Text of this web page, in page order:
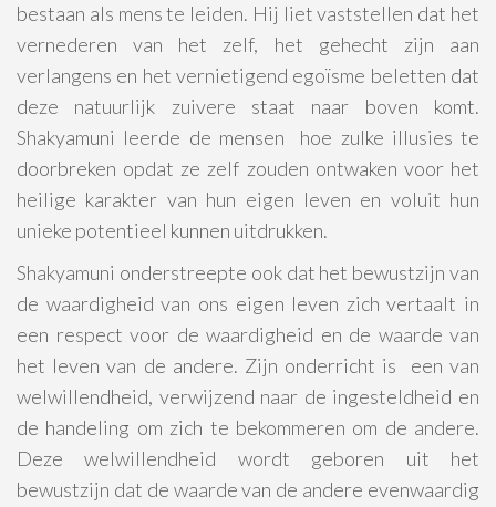
bestaan als mens te leiden. Hij liet vaststellen dat het
vernederen van het zelf, het gehecht zijn aan
verlangens en het vernietigend egoïsme beletten dat
deze natuurlijk zuivere staat naar boven komt.
Shakyamuni leerde de mensen hoe zulke illusies te
doorbreken opdat ze zelf zouden ontwaken voor het
heilige karakter van hun eigen leven en voluit hun
unieke potentieel kunnen uitdrukken.
Shakyamuni onderstreepte ook dat het bewustzijn van
de waardigheid van ons eigen leven zich vertaalt in
een respect voor de waardigheid en de waarde van
het leven van de andere. Zijn onderricht is een van
welwillendheid, verwijzend naar de ingesteldheid en
de handeling om zich te bekommeren om de andere.
Deze welwillendheid wordt geboren uit het
bewustzijn dat de waarde van de andere evenwaardig